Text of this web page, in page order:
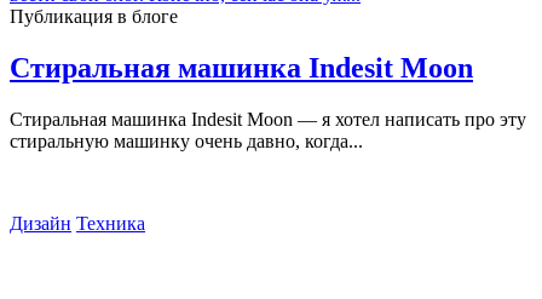
Публикация в блоге
Стиральная машинка Indesit Moon
Стиральная машинка Indesit Moon — я хотел написать про эту
стиральную машинку очень давно, когда...
Дизайн Техника